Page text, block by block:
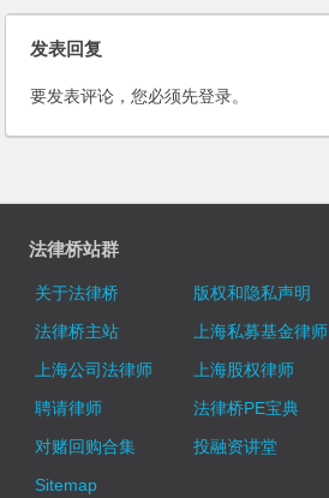
发表回复
要发表评论，您必须先登录。
法律桥站群
关于法律桥 版权和隐私声明
法律桥主站
上海私募基金律师
上海公司法律师
上海股权律师
聘请律师
法律桥PE宝典
对赌回购合集
投融资讲堂
Sitemap